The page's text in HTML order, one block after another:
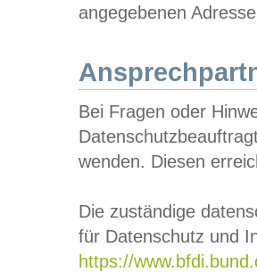
angegebenen
Bei Fragen oder
wenden. Diesen
Die zuständige
für Datenschutz und
https://